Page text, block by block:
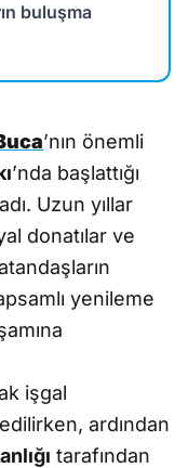
buluşma
’nın önemli
’nda başlattığı
Uzun yıllar
donatılar ve
yenileme
işgal
ardından
tarafından